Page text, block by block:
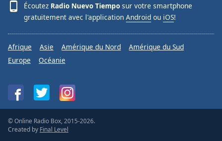
Écoutez Radio Nuevo Tiempo sur votre smartphone
gratuitement avec l'application Android ou iOS!
Afrique Asie Amérique du Nord
Amérique du Sud
Europe
Océanie
© Online Radio Box, 2015-2026.
Created by Final Level